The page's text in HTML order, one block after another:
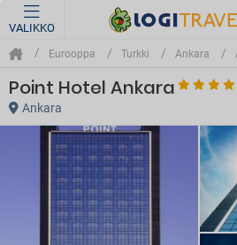
VALIKKO
Eurooppa Turkki Ankara
Point Hotel Ankara
Ankara